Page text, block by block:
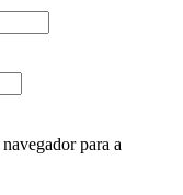
para a